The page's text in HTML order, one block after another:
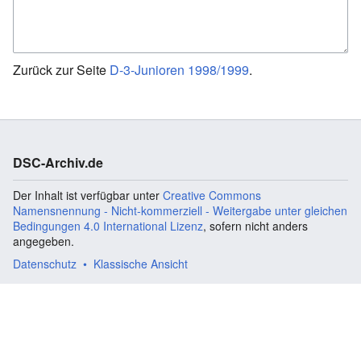
Zurück zur Seite D-3-Junioren 1998/1999.
DSC-Archiv.de
Der Inhalt ist verfügbar unter Creative Commons
Namensnennung - Nicht-kommerziell - Weitergabe unter gleichen
Bedingungen 4.0 International Lizenz, sofern nicht anders
angegeben.
Datenschutz
Klassische Ansicht